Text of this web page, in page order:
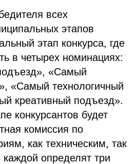
всех
этапов
этап конкурса, где
в четырех номинациях:
«Самый
«Самый технологичный
креативный подъезд».
конкурсантов будет
комиссия по
как техническим, так
каждой определят три